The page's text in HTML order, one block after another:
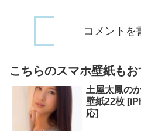
コメントを
こちらのスマホ壁紙も
土屋太鳳の
壁紙22枚
応]